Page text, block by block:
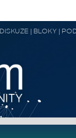
| BLOKY |